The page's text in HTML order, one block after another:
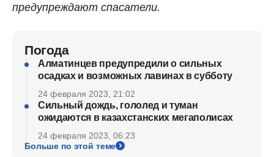
предупреждают спасатели.
Погода
Алматинцев предупредили о сильных
осадках и возможных лавинах в субботу
24 февраля 2023, 21:02
Сильный дождь, гололед и туман
ожидаются в казахстанских мегаполисах
24 февраля 2023, 06:23
Больше по этой теме